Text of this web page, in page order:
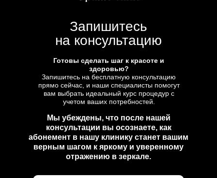
Запишитесь
на консультацию
Готовы сделать шаг к красоте и
здоровью?
Запишитесь на бесплатную консультацию
прямо сейчас, и наши специалисты помогут
вам выбрать идеальный курс процедур с
учетом ваших потребностей.
Мы убеждены, что после нашей
консультации вы осознаете, как
абонемент в нашу клинику станет вашим
верным шагом к яркому и уверенному
отражению в зеркале.